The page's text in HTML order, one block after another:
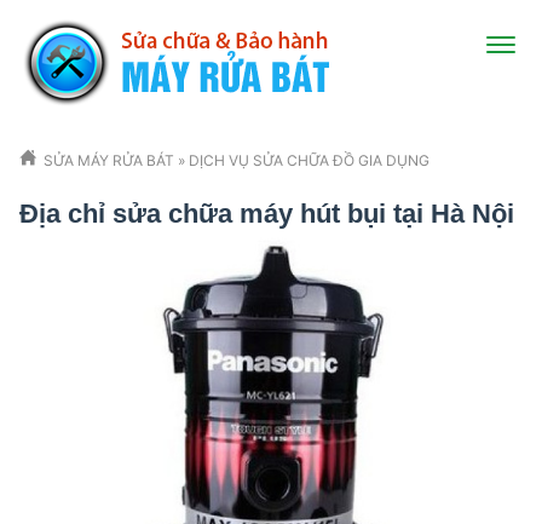
SỬA MÁY RỬA BÁT » DỊCH VỤ SỬA CHỮA ĐỒ GIA DỤNG
Địa chỉ sửa chữa máy hút bụi tại Hà Nội